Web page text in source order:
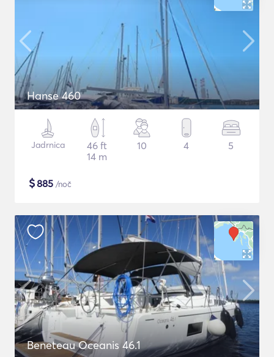
Hanse 460
Jadrnica
46 ft
14 m
10 4 5
$885 /noč
Beneteau Oceanis 46.1